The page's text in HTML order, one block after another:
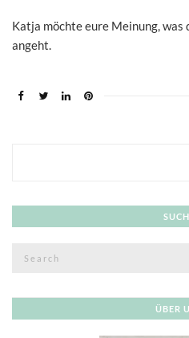
Katja möchte eure Meinung,
angeht.
ÜBER